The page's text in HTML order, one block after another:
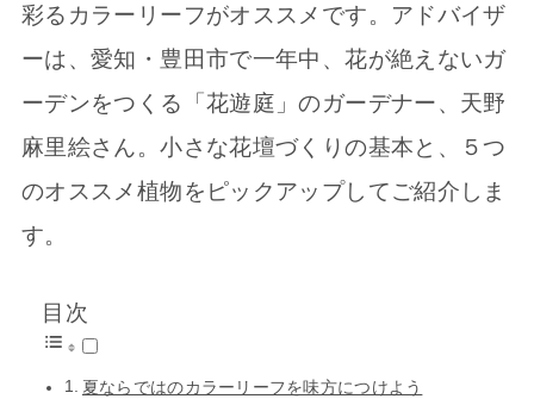
彩るカラーリーフがオススメです。アドバイザ
ーは、愛知・豊田市で一年中、花が絶えないガ
ーデンをつくる「花遊庭」のガーデナー、天野
麻里絵さん。小さな花壇づくりの基本と、５つ
のオススメ植物をピックアップしてご紹介しま
す。
目次
夏ならではのカラーリーフを味方につけよう